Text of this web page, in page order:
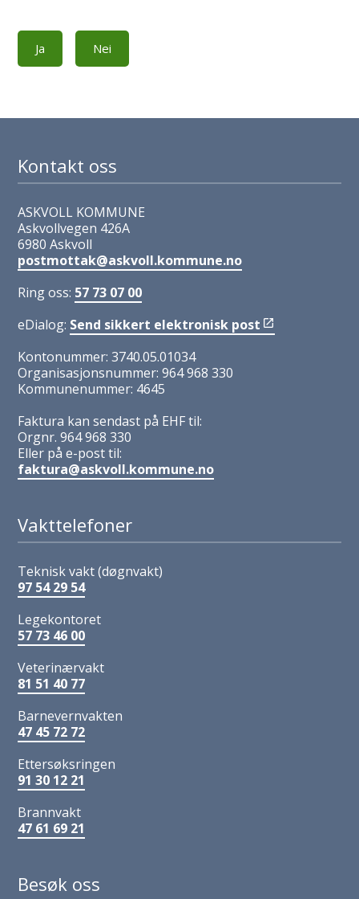
Ja Nei
Kontakt oss
ASKVOLL KOMMUNE
Askvollvegen 426A
6980 Askvoll
postmottak@askvoll.kommune.no
Ring oss: 57 73 07 00
eDialog: Send sikkert elektronisk post
Kontonummer: 3740.05.01034
Organisasjonsnummer: 964 968 330
Kommunenummer: 4645
Faktura kan sendast på EHF til:
Orgnr. 964 968 330
Eller på e-post til:
faktura@askvoll.kommune.no
Vakttelefoner
Teknisk vakt (døgnvakt)
97 54 29 54
Legekontoret
57 73 46 00
Veterinærvakt
81 51 40 77
Barnevernvakten
47 45 72 72
Ettersøksringen
91 30 12 21
Brannvakt
47 61 69 21
Besøk oss